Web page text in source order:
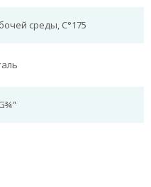
среды, С°175